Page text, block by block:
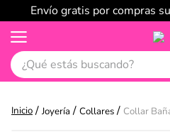
Envío gratis por compras
¿Qué estás buscando?
Joyería Collares Collar